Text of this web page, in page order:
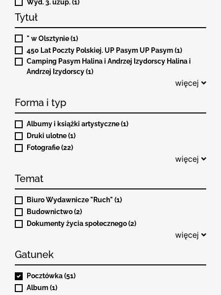
Wyd. 3. uzup. (1)
Tytuł
" w Olsztynie (1)
450 Lat Poczty Polskiej. UP Pasym UP Pasym (1)
Camping Pasym Halina i Andrzej Izydorscy Halina i
Andrzej Izydorscy (1)
więcej
Forma i typ
Albumy i książki artystyczne (1)
Druki ulotne (1)
Fotografie (22)
więcej
Temat
Biuro Wydawnicze "Ruch" (1)
Budownictwo (2)
Dokumenty życia społecznego (2)
więcej
Gatunek
Pocztówka (51)
Album (1)